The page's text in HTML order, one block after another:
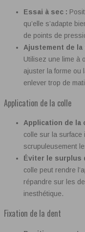
Essai à sec :
qu’elle s’adapte
de points de
Ajustement de
Utilisez une lime à
ajuster la forme ou
enlever trop de
Application de la colle
Application de la
colle sur la surface
scrupuleusement
Éviter le surplus
colle peut rendre
répandre sur les
inesthétique.
Fixation de la dent